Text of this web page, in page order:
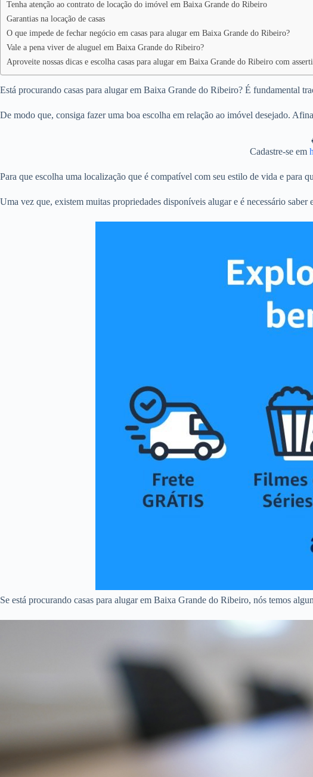
Tenha atenção ao contrato de locação do imóvel em Baixa Grande do Ribeiro
Garantias na locação de casas
O que impede de fechar negócio em casas para alugar em Baixa Grande do Ribeiro?
Vale a pena viver de aluguel em Baixa Grande do Ribeiro?
Aproveite nossas dicas e escolha casas para alugar em Baixa Grande do Ribeiro com
Está procurando casas para alugar em Baixa Grande do Ribeiro? É fundamental
De modo que, consiga fazer uma boa escolha em relação ao imóvel desejado.
Cadastre-se em
Para que escolha uma localização que é compatível com seu estilo de vida e para
Uma vez que, existem muitas propriedades disponíveis alugar e é necessário saber
Se está procurando casas para alugar em Baixa Grande do Ribeiro, nós temos